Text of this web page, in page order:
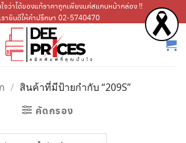
จว่าได้ของแท้ราคาถูกเพียงแค่สแกนหน้ากล่อง !!
เรายินดีให้คำปรึกษา 02-5740470
/ สินค้าที่มีป้ายกำกับ “209S”
คัดกรอง